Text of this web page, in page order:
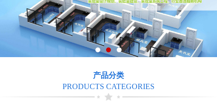
产品分类
PRODUCTS CATEGORIES